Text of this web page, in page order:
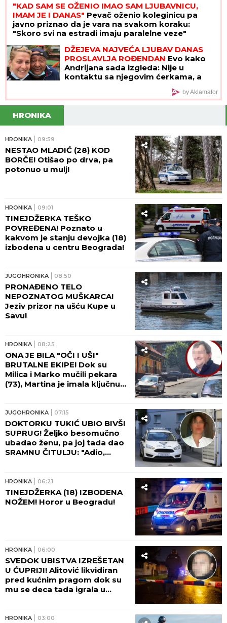
"KAD SAM SE OŽENIO IMAO SAM LJUBAVNICU,
IMAM JE I DANAS" Pevač oženio koleginicu pa
javno priznao da je vara na svakom koraku:
"Skoro svi na estradi imaju paralelne veze"
DŽEJEVA NAJVEĆA LJUBAV DANAS
PROSLAVLJA ROĐENDAN Evo kako
Andrijana sada izgleda: Nije u
kontaktu sa njegovim ćerkama, a
jedan detalj svi komentarišu
by Aklamator
HRONIKA
HRONIKA 09:59
NESTAO MLADIĆ (28) KOD
BORČE! Otišao po drva, pa
potonuo u mulj!
HRONIKA 09:01
TINEJDŽERKA TEŠKO
POVREĐENA! Poznato u
kakvom je stanju devojka (18)
izbodena u centru Beograda!
JUGOHRONIKA 08:50
PRONAĐENO TELO
NEPOZNATOG MUŠKARCA!
Jeziv prizor na ušću Kupe u
Savu!
HRONIKA 08:25
ONA JE BILA "OČI I UŠI"
BRUTALNE EKIPE! Dok su
Milica i Marko mučili pekara
(73), Martina je imala ključnu
automobilom!
JUGOHRONIKA 07:15
DOKTORKU TUKIĆ UBIO BIVŠI
SUPRUG! Željko besomučno
ubadao ženu, pa joj tada dao
SRAMNU ČITULJU: "Adio,
HRONIKA 06:21
TINEJDŽERKA (18) IZBODENA
NOŽEM! Horor u Beogradu!
HRONIKA 06:00
SVEDOK UBISTVA IZREŠETAN
U ĆUPRIJI! Alitović likvidiran
pred kućnim pragom dok su
mu se deca tada igrala u
HRONIKA 03:00